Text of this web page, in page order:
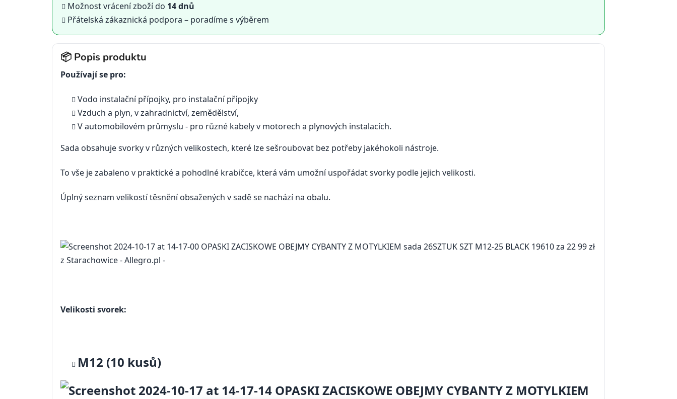
Možnost vrácení zboží do 14 dnů
Přátelská zákaznická podpora – poradíme s výběrem
📦 Popis produktu
Používají se pro:
Vodo instalační přípojky, pro instalační přípojky
Vzduch a plyn, v zahradnictví, zemědělství,
V automobilovém průmyslu - pro různé kabely v motorech a plynových instalacích.
Sada obsahuje svorky v různých velikostech, které lze sešroubovat bez potřeby jakéhokoli nástroje.
To vše je zabaleno v praktické a pohodlné krabičce, která vám umožní uspořádat svorky podle jejich velikosti.
Úplný seznam velikostí těsnění obsažených v sadě se nachází na obalu.
Velikosti svorek:
M12 (10 kusů)